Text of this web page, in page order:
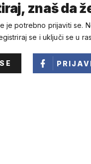
znaš da
je potrebno prijaviti se.
se i uključi se u